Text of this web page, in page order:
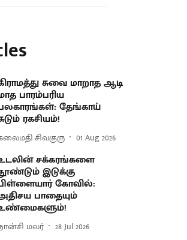
சுவை மாறாத ஆடி
பாரம்பரிய
தேங்காய்
ரகசியம்!
சிவகுரு 01 Aug 2026
சக்கரங்களை
இடுக்கு
கோவில்:
பாதையும்
மலர் 28 Jul 2026